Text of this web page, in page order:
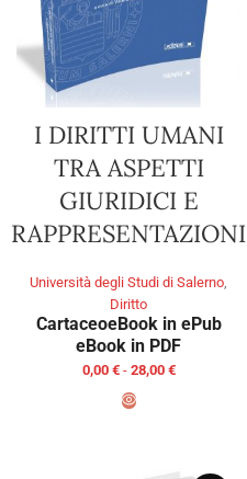
I DIRITTI UMANI
TRA ASPETTI
GIURIDICI E
RAPPRESENTAZIONI
Università degli Studi di Salerno
Diritto
CartaceoeBook in ePub
eBook in PDF
0,00 € - 28,00 €